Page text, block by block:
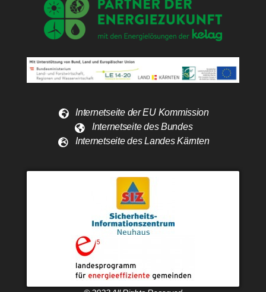
Internetseite der EU Kommission
Internetseite des Bundes
Internetseite des Landes Kärnten